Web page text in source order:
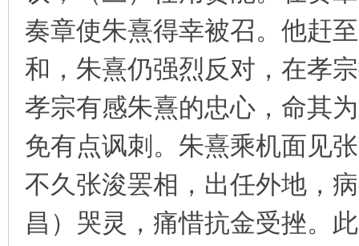
奏章使朱熹得幸被召。他赶
和，朱熹仍强烈反对，在孝
孝宗有感朱熹的忠心，命其
免有点讽刺。朱熹乘机面见
不久张浚罢相，出任外地，
昌）哭灵，痛惜抗金受挫。